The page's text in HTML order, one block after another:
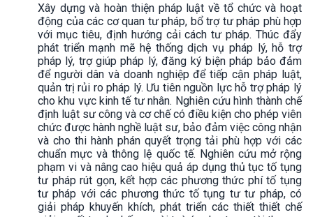
Xây dựng và hoàn thiện pháp luật về tổ chức và hoạt
động của các cơ quan tư pháp, bổ trợ tư pháp phù hợp
với mục tiêu, định hướng cải cách tư pháp. Thúc đẩy
phát triển mạnh mẽ hệ thống dịch vụ pháp lý, hỗ trợ
pháp lý, trợ giúp pháp lý, đăng ký biện pháp bảo đảm
để người dân và doanh nghiệp để tiếp cận pháp luật,
quản trị rủi ro pháp lý. Ưu tiên nguồn lực hỗ trợ pháp lý
cho khu vực kinh tế tư nhân. Nghiên cứu hình thành chế
định luật sư công và cơ chế có điều kiện cho phép viên
chức được hành nghề luật sư, bảo đảm việc công nhận
và cho thi hành phán quyết trọng tải phù hợp với các
chuẩn mực và thông lệ quốc tế. Nghiên cứu mở rộng
phạm vi và nâng cao hiệu quả áp dụng thủ tục tố tụng
tư pháp rút gọn, kết hợp các phương thức phí tố tụng
tư pháp với các phương thức tố tụng tư tư pháp, có
giải pháp khuyến khích, phát triển các thiết thiết chế